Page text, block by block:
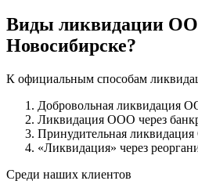
Виды ликвидации
Новосибирске?
К официальным способам
Добровольная ликвидация
Ликвидация ООО через
Принудительная
«Ликвидация» через
Среди наших клиентов